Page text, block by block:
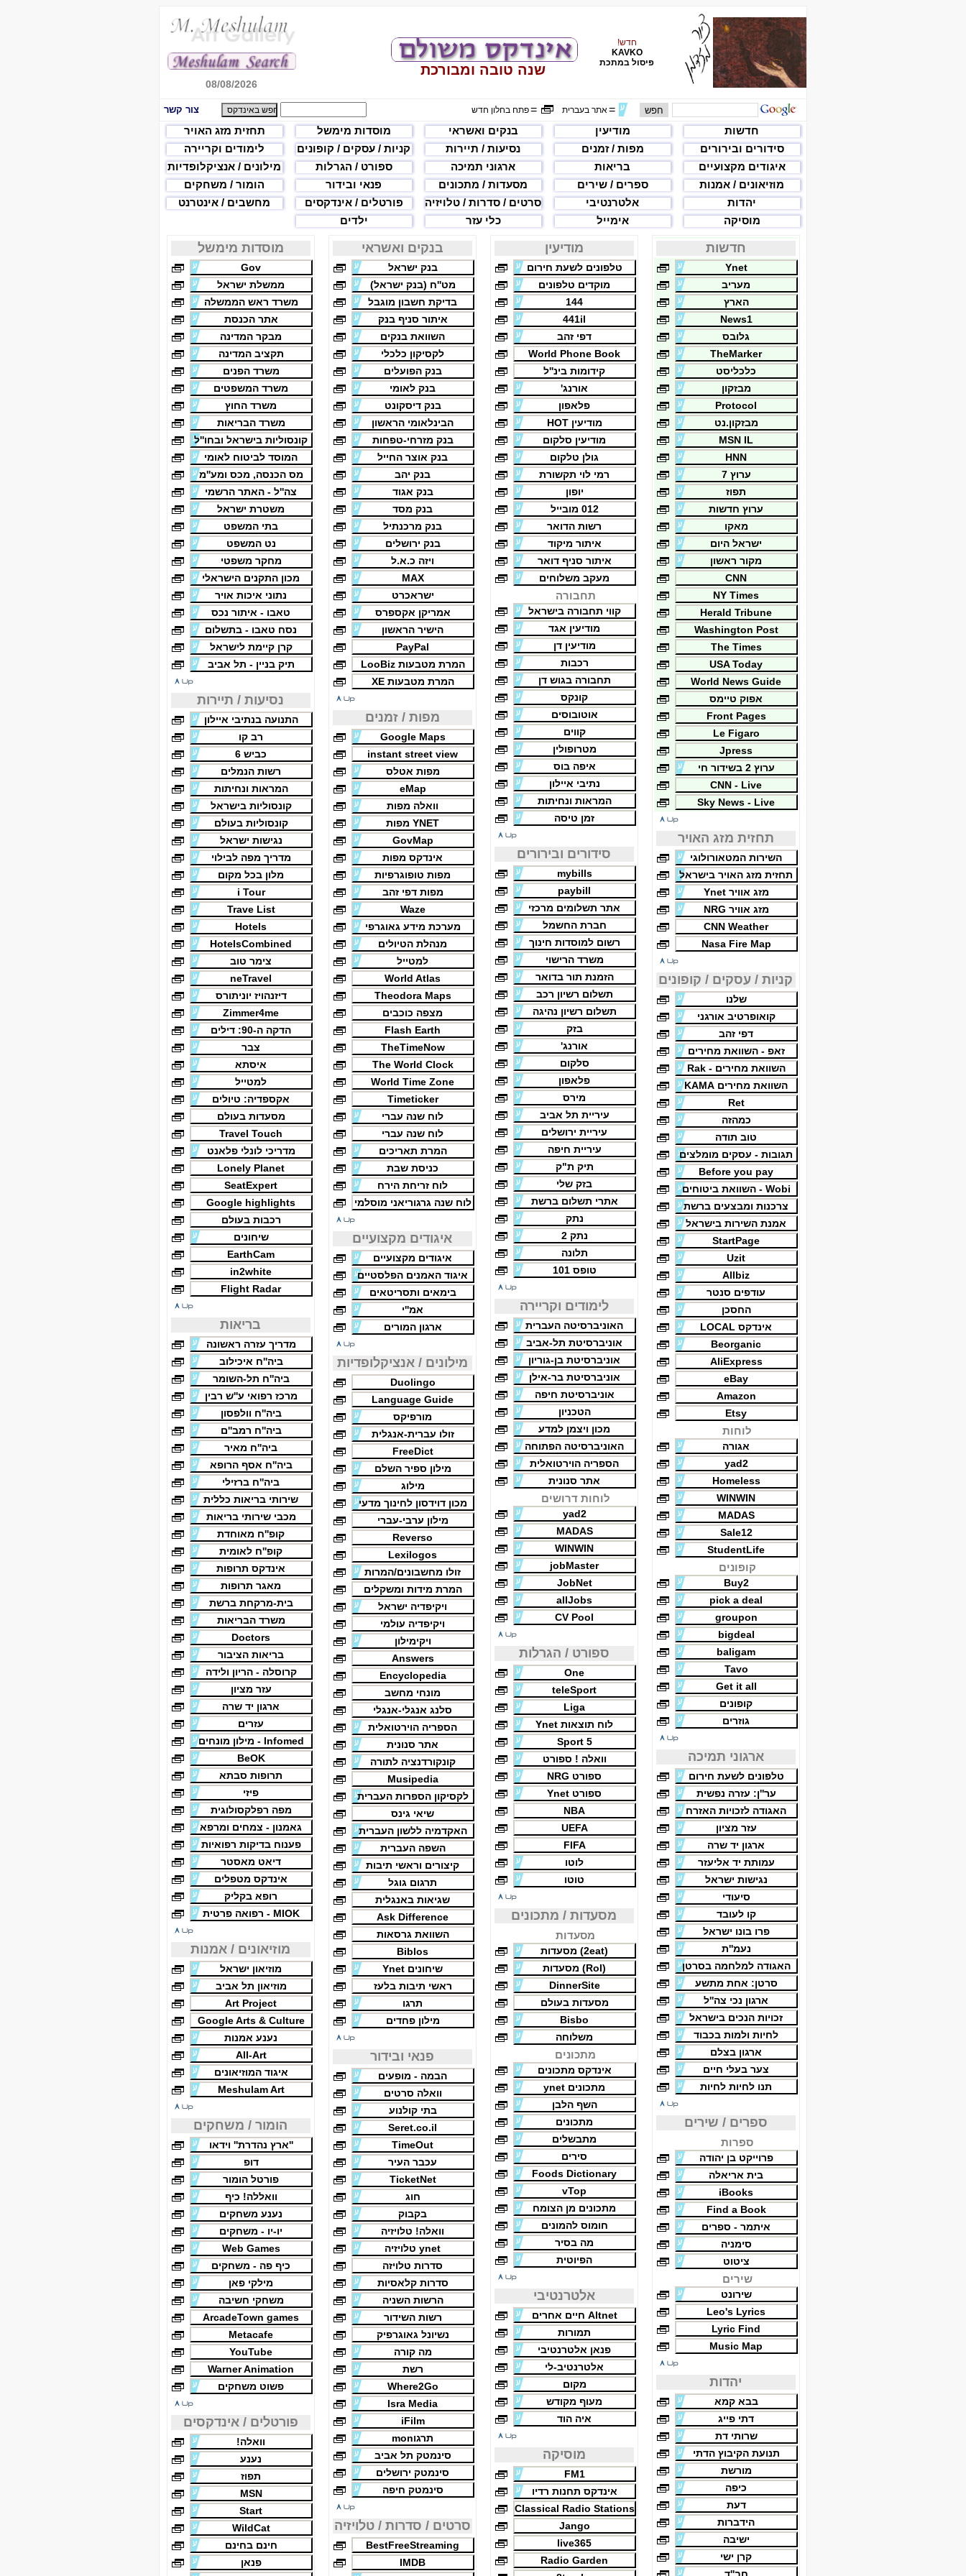
08/08/2026
שנה טובה ומבורכת
חדש!
KAVKO
פיסול במתכת
צור קשר פתח בחלון חדש= אתר בעברית=
חדשות
מודיעין בנקים ואשראי מוסדות מימשל
תחזית מזג האויר
סידורים ובירורים
מפות / זמנים נסיעות / תיירות קניות / עסקים / קופונים
לימודים וקריירה
איגודים מקצועיים
בריאות ארגוני תמיכה ספורט / הגרלות
מילונים / אנציקלופדיות
מוזיאונים / אמנות
ספרים / שירים מסעדות / מתכונים פנאי ובידור
הומור / משחקים
יהדות
אלטרנטיבי סרטים / סדרות / טלויזיה פורטלים / אינדקסים
מחשבים / אינטרנט
מוסיקה
אימייל כלי עזר ילדים
חדשות
Ynet
מעריב
הארץ
News1
גלובס
TheMarker
כלכליסט
מבזקון
Protocol
מבזקון.נט
MSN IL
HNN
ערוץ 7
תפוז
ערוץ חדשות
מאקו
ישראל היום
מקור ראשון
CNN
NY Times
Herald Tribune
Washington Post
The Times
USA Today
World News Guide
אפוק טיימס
Front Pages
Le Figaro
Jpress
ערוץ 2 בשידור חי
CNN - Live
Sky News - Live
תחזית מזג האויר
השירות המטאורולוגי
תחזית מזג האויר בישראל
מזג אוויר Ynet
מזג אוויר NRG
CNN Weather
Nasa Fire Map
קניות / עסקים / קופונים
שלנו
קואופרטיב אורגני
דפי זהב
זאפ - השוואת מחירים
השוואת מחירים - Rak
השוואת מחירים KAMA
Ret
כמהזה
טוב תודה
תגובות - עסקים מומלצים
Before you pay
Wobi - השוואת ביטוחים
צרכנות ומבצעים ברשת
אמנת השירות בישראל
StartPage
Uzit
Allbiz
עודפים סנטר
החסכן
אינדקס LOCAL
Beorganic
AliExpress
eBay
Amazon
Etsy
לוחות
אגורה
yad2
Homeless
WINWIN
MADAS
Sale12
StudentLife
קופונים
Buy2
pick a deal
groupon
bigdeal
baligam
Tavo
Get it all
קופונים
גוזרים
ארגוני תמיכה
טלפונים לשעת חירום
ער''ן: עזרה נפשית
האגודה לזכויות האזרח
עזר מציון
ארגון יד שרה
עמותת יד אליעזר
נגישות ישראל
סיעודי
קו לעובד
פרו בונו ישראל
נעמ''ת
האגודה למלחמה בסרטן
סרטן: אחת מתשע
ארגון נכי צה''ל
זכויות הנכים בישראל
לחיות ולמות בכבוד
ארגון בצלם
צער בעלי חיים
תנו לחיות לחיות
ספרים / שירים
ספרות
פרוייקט בן יהודה
בית אריאלה
iBooks
Find a Book
איתמר - ספרים
סימניה
ציטוט
שירים
שירונט
Leo's Lyrics
Lyric Find
Music Map
יהדות
בבא קמא
דתי פייג
שרותי דת
תנועת הקיבוץ הדתי
מורשת
כיפה
דעת
הידברות
ישיבה
קרן ישי
מודיעין
טלפונים לשעת חירום
מוקדים טלפונים
144
441il
דפי זהב
World Phone Book
קידומות בינ''ל
אורנג'
פלאפון
מודיעין HOT
מודיעין סלקום
גולן טלקום
רמי לוי תקשורת
יופון
012 מובייל
רשות הדואר
איתור מיקוד
איתור סניף דואר
מעקב משלוחים
תחבורה
קווי תחבורה בישראל
מודיעין אגד
מודיעין דן
רכבות
תחבורה בגוש דן
קונקס
אוטובוסים
קווים
מטרופולין
איפה בוס
נתיבי איילון
המראות ונחיתות
זמן טיסה
סידורים ובירורים
mybills
paybill
אתר תשלומים מרכזי
חברת החשמל
רשום למוסדות חינוך
משרד הרישוי
הזמנת תור בדואר
תשלום רשיון רכב
תשלום רשיון נהיגה
בזק
אורנג'
סלקום
פלאפון
מירס
עיריית תל אביב
עיריית ירושלים
עיריית חיפה
תיק ת"ק
בזק שלי
אתרי תשלום ברשת
נתק
נתק 2
תלונה
טופס 101
לימודים וקריירה
האוניברסיטה העברית
אוניברסיטת תל-אביב
אוניברסיטת בן-גוריון
אוניברסיטת בר-אילן
אוניברסיטת חיפה
הטכניון
מכון ויצמן למדע
האוניברסיטה הפתוחה
הספריה הוירטואלית
אתר סנונית
לוחות דרושים
yad2
MADAS
WINWIN
jobMaster
JobNet
allJobs
CV Pool
ספורט / הגרלות
One
teleSport
Liga
לוח תוצאות Ynet
Sport 5
וואלה ! ספורט
ספורט NRG
ספורט Ynet
NBA
UEFA
FIFA
לוטו
טוטו
מסעדות / מתכונים
מסעדות
(2eat) מסעדות
(Rol) מסעדות
DinnerSite
מסעדות בעולם
Bisbo
משלוחה
מתכונים
אינדקס מתכונים
מתכונים ynet
השף הלבן
מתכונים
מתבשלים
סירים
Foods Dictionary
vTop
מתכונים מן הצומח
חומוס להמונים
מה בסיר
הפיוטית
אלטרנטיבי
Altnet חיים אחרים
תמורות
פנאן אלטרנטיבי
אלטרנטיב-לי
מקום
מעוף מקודש
איה הוד
מוסיקה
FM1
אינדקס תחנות רדיו
Classical Radio Stations
Jango
live365
Radio Garden
בנקים ואשראי
בנק ישראל
מט''ח (בנק ישראל)
בדיקת חשבון מוגבל
איתור סניף בנק
השוואת בנקים
לקסיקון כלכלי
בנק הפועלים
בנק לאומי
בנק דיסקונט
הבינלאומי הראשון
בנק מזרחי-טפחות
בנק אוצר החייל
בנק יהב
בנק אגוד
בנק מסד
בנק מרכנתיל
בנק ירושלים
ויזה כ.א.ל
MAX
ישראכרט
אמריקן אקספרס
הישיר הראשון
PayPal
המרת מטבעות LooBiz
המרת מטבעות XE
מפות / זמנים
Google Maps
instant street view
מפות אטלס
eMap
וואלה מפות
YNET מפות
GovMap
אינדקס מפות
מפות טופוגרפיות
מפות דפי זהב
Waze
מערכת מידע גאוגרפי
מנהלת הטיולים
למטייל
World Atlas
Theodora Maps
מצפה כוכבים
Flash Earth
TheTimeNow
The World Clock
World Time Zone
Timeticker
לוח שנה עברי
לוח שנה עברי
המרת תאריכים
כניסת שבת
לוח זריחת הירח
לוח שנה גרגוריאני מוסלמי
איגודים מקצועיים
איגודים מקצועיים
איגוד האמנים הפלסטיים
בימאים ותסריטאים
אמ''י
ארגון המורים
מילונים / אנציקלופדיות
Duolingo
Language Guide
מורפיקס
זולו עברית-אנגלית
FreeDict
מילון ספיר השלם
מילוג
מכון דוידסון לחינוך מדעי
מילון ערבי-עברי
Reverso
Lexilogos
זולו מחשבונים/המרות
המרת מידות ומשקלים
ויקיפדיה ישראל
ויקיפדיה עולמי
ויקימילון
Answers
Encyclopedia
מונחי מחשב
סלנג אנגלי-אנגלי
הספריה הוירטואלית
אתר סנונית
קונקורדנציה לתורה
Musipedia
לקסיקון הספרות העברית
שיאי גינס
האקדמיה ללשון העברית
השפה העברית
קיצורים וראשי תיבות
תרגום גוגל
שגיאות באנגלית
Ask Difference
השוואת גרסאות
Biblos
שיחונים Ynet
ראשי תיבות בלעז
תרגו
מילון פחדים
פנאי ובידור
הבמה - מופעים
וואלה סרטים
בתי קולנוע
Seret.co.il
TimeOut
עכבר העיר
TicketNet
חוג
בקבוק
וואלה! טלויזיה
ynet טלויזיה
סדרות טלויזה
סדרות קלאסיות
הרשות השניה
רשות השידור
נשיונל גאוגרפיק
מה קורה
רשת
Where2Go
Isra Media
iFilm
תרגוmon
סינמטק תל אביב
סינמטק ירושלים
סינמטק חיפה
סרטים / סדרות / טלויזיה
BestFreeStreaming
IMDB
מוסדות מימשל
Gov
ממשלת ישראל
משרד ראש הממשלה
אתר הכנסת
מבקר המדינה
תקציב המדינה
משרד הפנים
משרד המשפטים
משרד החוץ
משרד הבריאות
קונסוליות בישראל ובחו''ל
המוסד לביטוח לאומי
מס הכנסה, מכס ומע''מ
צה''ל - האתר הרשמי
משטרת ישראל
בתי המשפט
נט המשפט
מחקר משפטי
מכון התקנים הישראלי
נתוני איכות אויר
טאבו - איתור נכס
נסח טאבו - בתשלום
קרן קיימת לישראל
תיק בניין - תל אביב
נסיעות / תיירות
התנועה בנתיבי איילון
רב קו
כביש 6
רשות הנמלים
המראות ונחיתות
קונסוליות בישראל
קונסוליות בעולם
נגישות ישראל
מדריך מפה לבילוי
מלון בכל מקום
i Tour
Trave List
Hotels
HotelsCombined
צימר טוב
neTravel
דיזנהויז יוניתורס
Zimmer4me
הדקה ה-90: דילים
צבר
איסתא
למטייל
אקספדיה: טיולים
מסעדות בעולם
Travel Touch
מדריכי לונלי פלאנט
Lonely Planet
SeatExpert
Google highlights
רכבות בעולם
שיחונים
EarthCam
in2white
Flight Radar
בריאות
מדריך עזרה ראשונה
ביה''ח איכילוב
ביה''ח תל-השומר
מרכז רפואי ע''ש רבין
ביה''ח וולפסון
ביה''ח רמב''ם
ביה''ח מאיר
ביה''ח אסף הרופא
ביה''ח ברזילי
שירותי בריאות כללית
מכבי שירותי בריאות
קופ''ח מאוחדת
קופ''ח לאומית
אינדקס תרופות
מאגר תרופות
בית-מרקחת ברשת
משרד הבריאות
Doctors
בריאות הציבור
קרוסלה - הריון ולידה
עזר מציון
ארגון יד שרה
עזרים
Infomed - מילון מונחים
BeOK
תרופות סבתא
פיזי
מפה רפלקסולוגית
גאמנון - צמחים ומרפא
פענוח בדיקות רפואיות
דיאט מאסטר
אינדקס מטפלים
רופא בקליק
MIOK - רפואה פרטית
מוזיאונים / אמנות
מוזיאון ישראל
מוזיאון תל אביב
Art Project
Google Arts & Culture
נענע אמנות
All-Art
איגוד המוזיאונים
Meshulam Art
הומור / משחקים
''ארץ נהדרת'' וידאו
דופ
פורטל הומור
וואללה! כיף
נענע משחקים
יו-יו - משחקים
Web Games
כיף פה - משחקים
מילקי פאן
משחקי חשיבה
ArcadeTown games
Metacafe
YouTube
Warner Animation
פשוט משחקים
פורטלים / אינדקסים
וואלה!
נענע
תפוז
MSN
Start
WildCat
חינם בחינם
פנאן